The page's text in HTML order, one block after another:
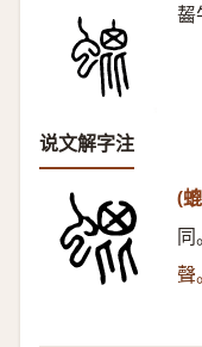
齧
说文解字注
(
同
聲。